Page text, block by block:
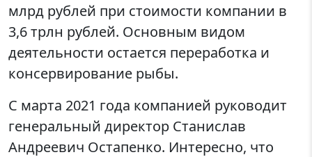
млрд рублей при стоимости компании в
3,6 трлн рублей. Основным видом
деятельности остается переработка и
консервирование рыбы.
С марта 2021 года компанией руководит
генеральный директор Станислав
Андреевич Остапенко. Интересно, что